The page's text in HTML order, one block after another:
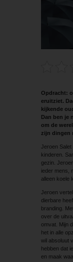
Opdracht:
eruitziet.
kijkende
Dan ben je
om de
zijn dingen
Jeroen
kinderen.
gezin.
ieder mens,
alleen koele
Jeroen
dierbare
branding.
over de
omvat. Mijn
het in alle
wil absoluut
hebben dat
en maak